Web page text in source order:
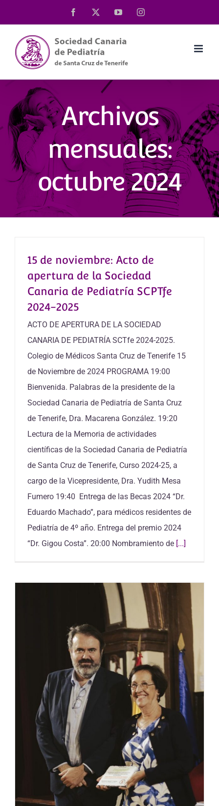
al
contenido
Facebook YouTubeInstagram
Archivos
mensuales:
octubre 2024
15 de noviembre: Acto de
apertura de la Sociedad
Canaria de Pediatría SCPTfe
2024-2025
ACTO DE APERTURA DE LA SOCIEDAD
CANARIA DE PEDIATRÍA SCTfe 2024-2025.
Colegio de Médicos Santa Cruz de Tenerife 15
de Noviembre de 2024 PROGRAMA 19:00
Bienvenida. Palabras de la presidente de la
Sociedad Canaria de Pediatría de Santa Cruz
de Tenerife, Dra. Macarena González. 19:20
Lectura de la Memoria de actividades
científicas de la Sociedad Canaria de Pediatría
de Santa Cruz de Tenerife, Curso 2024-25, a
cargo de la Vicepresidente, Dra. Yudith Mesa
Fumero 19:40 Entrega de las Becas 2024 “Dr.
Eduardo Machado”, para médicos residentes de
Pediatría de 4º año. Entrega del premio 2024
“Dr. Gigou Costa”. 20:00 Nombramiento de [...]